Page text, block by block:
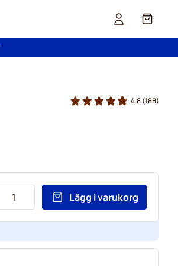
Cart
4.8(188)
Lägg i varukorg